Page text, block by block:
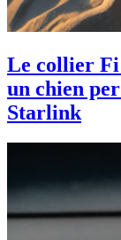
Le collier
un chien
Starlink